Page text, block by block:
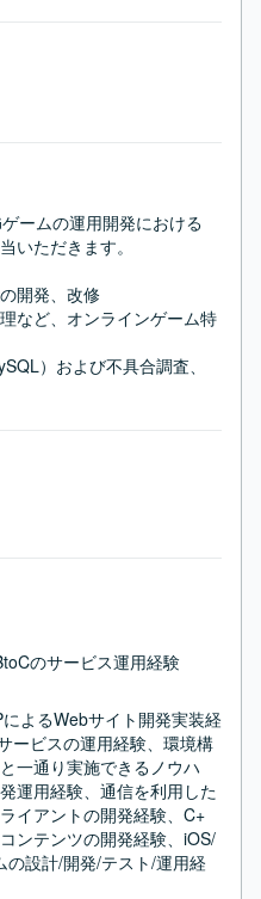
ームの運用開発における
いただきます。
開発、改修
など、オンラインゲーム特
）および不具合調査、
のサービス運用経験
よるWebサイト開発実装経
ービスの運用経験、環境構
一通り実施できるノウハ
運用経験、通信を利用した
イアントの開発経験、C+
ンテンツの開発経験、iOS/
設計/開発/テスト/運用経